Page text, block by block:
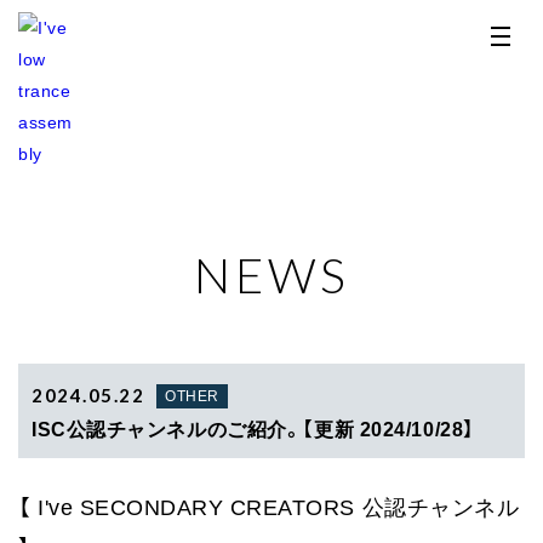
TOP
PROFILE
STORE
NEWS
2024.05.22 OTHER
ISC公認チャンネルのご紹介。【更新 2024/10/28】
【 I've SECONDARY CREATORS 公認チャンネル